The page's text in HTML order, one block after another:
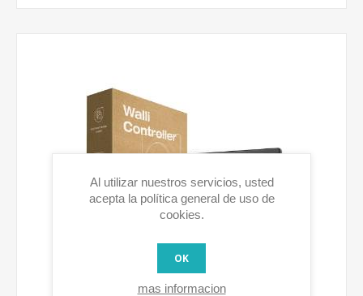
Al utilizar nuestros servicios, usted
acepta la política general de uso de
cookies.
OK
mas informacion